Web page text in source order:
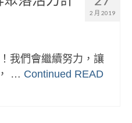
2 月 2019
我們會繼續努力，讓
… Continued READ